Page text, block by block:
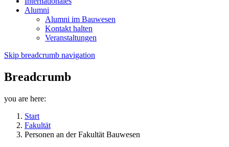
Alumni
Alumni im Bauwesen
Kontakt halten
Veranstaltungen
Skip breadcrumb navigation
Breadcrumb
you are here:
Start
Fakultät
Personen an der Fakultät Bauwesen